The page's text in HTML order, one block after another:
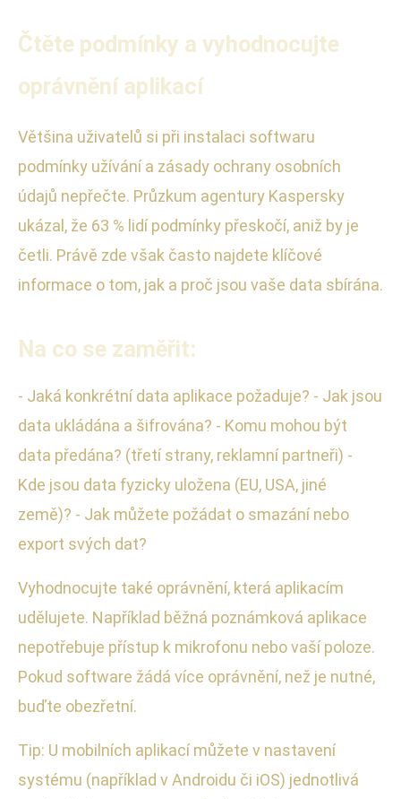
Čtěte podmínky a vyhodnocujte
oprávnění aplikací
Většina uživatelů si při instalaci softwaru
podmínky užívání a zásady ochrany osobních
údajů nepřečte. Průzkum agentury Kaspersky
ukázal, že 63 % lidí podmínky přeskočí, aniž by je
četli. Právě zde však často najdete klíčové
informace o tom, jak a proč jsou vaše data sbírána.
Na co se zaměřit:
- Jaká konkrétní data aplikace požaduje? - Jak jsou
data ukládána a šifrována? - Komu mohou být
data předána? (třetí strany, reklamní partneři) -
Kde jsou data fyzicky uložena (EU, USA, jiné
země)? - Jak můžete požádat o smazání nebo
export svých dat?
Vyhodnocujte také oprávnění, která aplikacím
udělujete. Například běžná poznámková aplikace
nepotřebuje přístup k mikrofonu nebo vaší poloze.
Pokud software žádá více oprávnění, než je nutné,
buďte obezřetní.
Tip: U mobilních aplikací můžete v nastavení
systému (například v Androidu či iOS) jednotlivá